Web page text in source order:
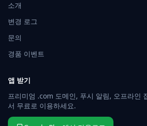
소개
변경 로그
문의
경품 이벤트
앱 받기
프리미엄 .com 도메인, 푸시 알림, 오프라
서 무료로 이용하세요.